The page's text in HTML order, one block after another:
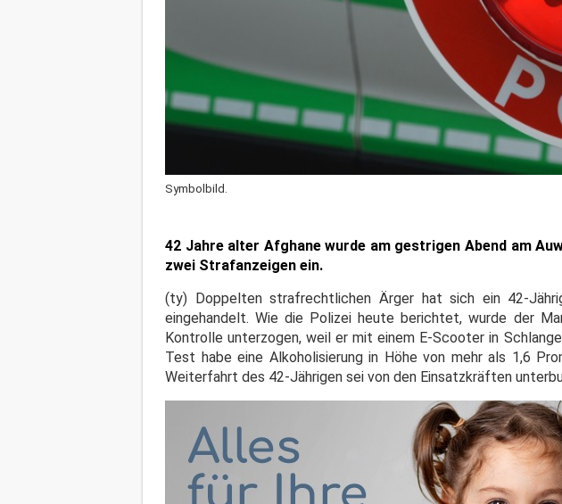
Symbolbild.
42 Jahre alter Afghane wurde am gestrigen Abend am
zwei Strafanzeigen ein.
(ty) Doppelten strafrechtlichen Ärger hat sich ein 42-
eingehandelt. Wie die Polizei heute berichtet, wurde der
Kontrolle unterzogen, weil er mit einem E-Scooter in
Test habe eine Alkoholisierung in Höhe von mehr als 1,6
Weiterfahrt des 42-Jährigen sei von den Einsatzkräften